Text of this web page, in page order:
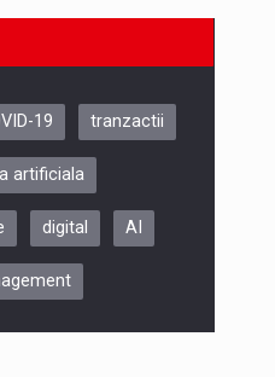
it Happen!, CLUJ, 9
ORADEA, 8
2026
19 tranzactii
artificiala
digital AI